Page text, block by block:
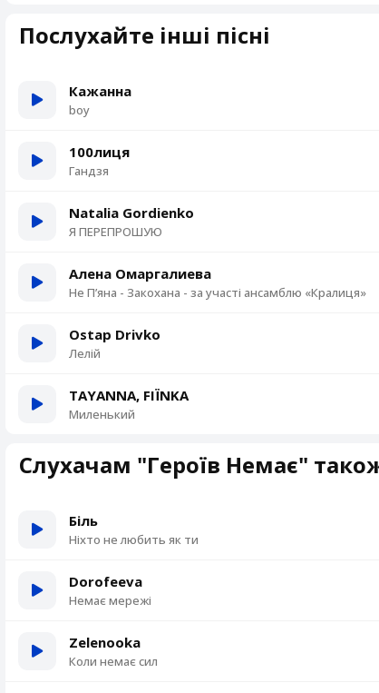
Послухайте інші пісні
Кажанна
boy
100лиця
Гандзя
Natalia Gordienko
Я ПЕРЕПРОШУЮ
Алена Омаргалиева
Не Пʼяна - Закохана - за участі ансамблю «Кралиця»
Ostap Drivko
Лелій
TAYANNA, FIЇNKA
Миленький
Слухачам "Героїв Немає"
Біль
Ніхто не любить як ти
Dorofeeva
Немає мережі
Zelenooka
Коли немає сил